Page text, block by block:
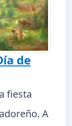
de
fiesta
A